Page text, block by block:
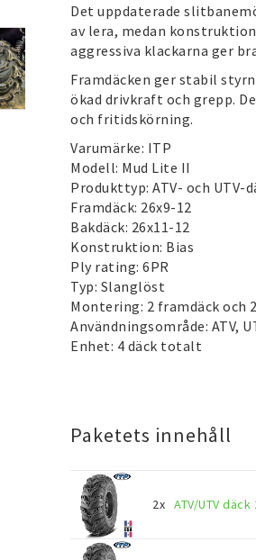
Det uppdaterade
av lera, medan
aggressiva klackarna ger
Framdäcken ger stabil
ökad drivkraft och grepp.
och fritidskörning.
Varumärke: ITP
Modell: Mud Lite II
Produkttyp: ATV- och
Framdäck: 26x9-12
Bakdäck: 26x11-12
Konstruktion: Bias
Ply rating: 6PR
Typ: Slanglöst
Montering: 2 framdäck och
Användningsområde: ATV,
Enhet: 4 däck totalt
Paketets innehåll
2x ATV/UTV